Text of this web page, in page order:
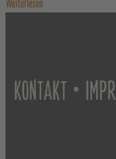
Weiterlesen
KONTAKT •